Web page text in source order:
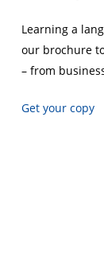
Learning a
our brochure
– from
Get your copy